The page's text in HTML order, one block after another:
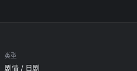
类型
剧情 / 日剧